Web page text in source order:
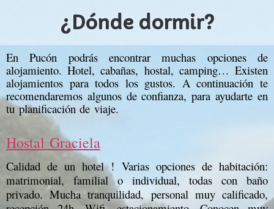
¿Dónde dormir?
En Pucón podrás encontrar muchas opciones de
alojamiento. Hotel, cabañas, hostal, camping… Existen
alojamientos para todos los gustos. A continuación te
recomendaremos algunos de confianza, para ayudarte en
tu planificación de viaje.
Hostal Graciela
Calidad de un hotel ! Varias opciones de habitación:
matrimonial, familial o individual, todas con baño
privado. Mucha tranquilidad, personal muy calificado,